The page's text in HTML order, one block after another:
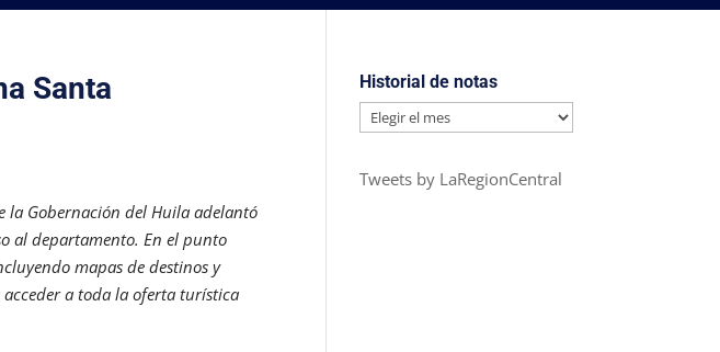
Santa
la Gobernación del Huila adelantó
al departamento. En el punto
mapas de destinos y
acceder a toda la oferta turística
Historial de notas
Historial
notas
Tweets by LaRegionCentral